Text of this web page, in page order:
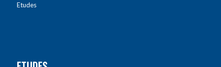
Etudes